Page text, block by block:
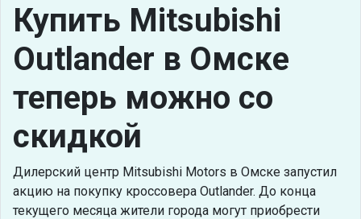
Купить Mitsubishi
Outlander в Омске
теперь можно со
скидкой
Дилерский центр Mitsubishi Motors в Омске запустил
акцию на покупку кроссовера Outlander. До конца
текущего месяца жители города могут приобрести